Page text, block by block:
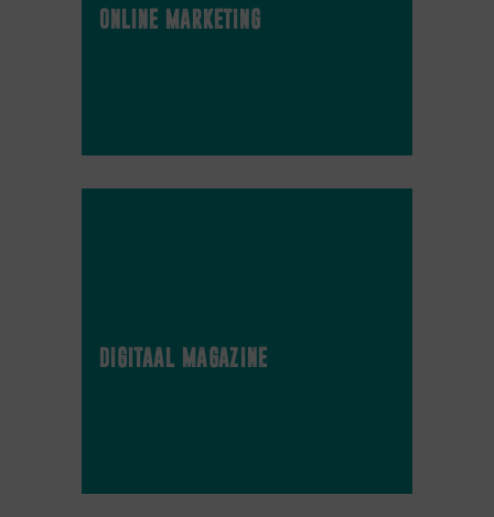
online marketing
digitaal magazine